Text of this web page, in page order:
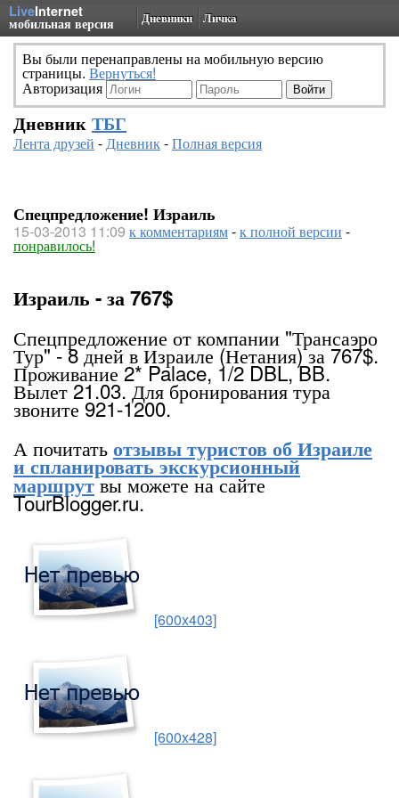
LiveInternet
мобильная версия Дневники Личка
Вы были перенаправлены на мобильную версию
страницы. Вернуться!
Авторизация
Дневник ТБГ
Лента друзей -Дневник-Полная версия
Спецпредложение! Израиль
15-03-2013 11:09 к комментариям-к полной версии -
понравилось!
Израиль - за 767$
Спецпредложение от компании "Трансаэро
Тур" - 8 дней в Израиле (Нетания) за 767$.
Проживание 2* Palace, 1/2 DBL, BB.
Вылет 21.03. Для бронирования тура
звоните 921-1200.
А почитатьотзывы туристов об Израиле
и спланировать экскурсионный
маршрутвы можете на сайте
TourBlogger.ru.
[600x403]
[600x428]